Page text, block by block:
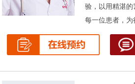
验，以用精湛
每一位患者，为